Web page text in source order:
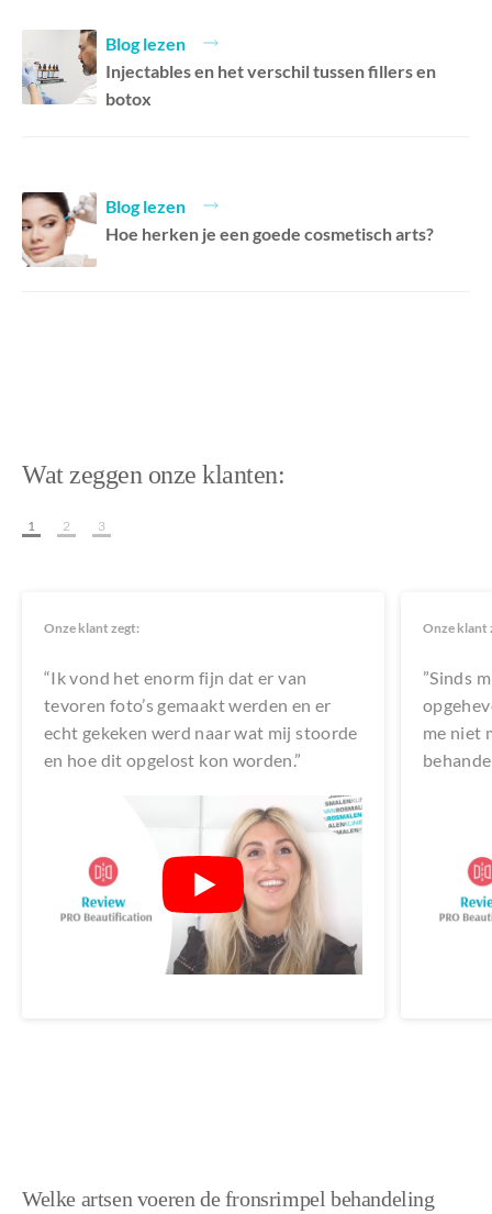
Blog lezen
Injectables en het verschil tussen fillers en
botox
Blog lezen
Hoe herken je een goede cosmetisch arts?
Wat zeggen onze klanten:
Onze klant zegt:
“Ik vond het enorm fijn dat er van
tevoren foto’s gemaakt werden en er
echt gekeken werd naar wat mij stoorde
en hoe dit opgelost kon worden.”
Onze klant
”Sinds
me niet
1 2 3
Welke artsen voeren de fronsrimpel behandeling